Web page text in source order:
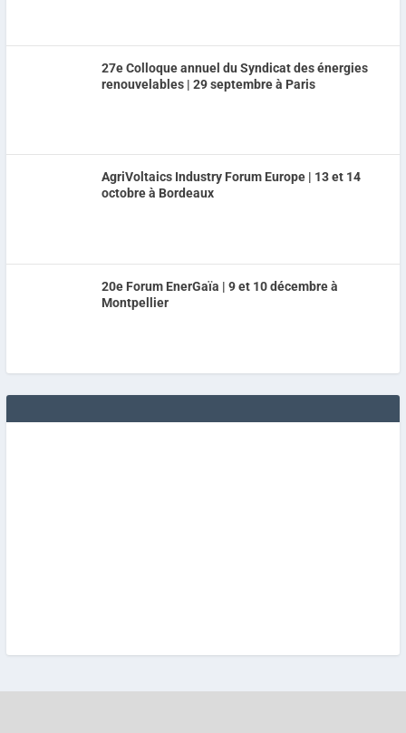
27e Colloque annuel du Syndicat des énergies
renouvelables | 29 septembre à Paris
AgriVoltaics Industry Forum Europe | 13 et 14
octobre à Bordeaux
20e Forum EnerGaïa | 9 et 10 décembre à
Montpellier